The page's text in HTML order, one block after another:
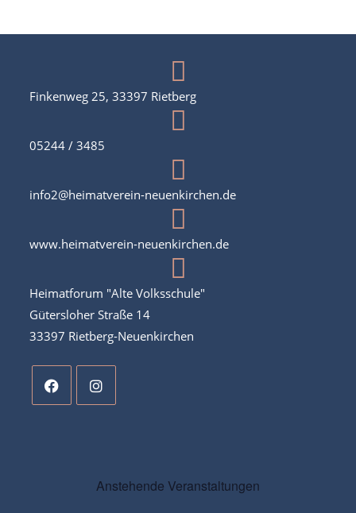
Finkenweg 25, 33397 Rietberg
05244 / 3485
info2@heimatverein-neuenkirchen.de
www.heimatverein-neuenkirchen.de
Heimatforum "Alte Volksschule"
Gütersloher Straße 14
33397 Rietberg-Neuenkirchen
Anstehende Veranstaltungen